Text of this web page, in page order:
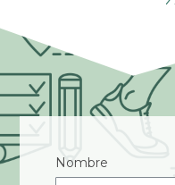
Nombre